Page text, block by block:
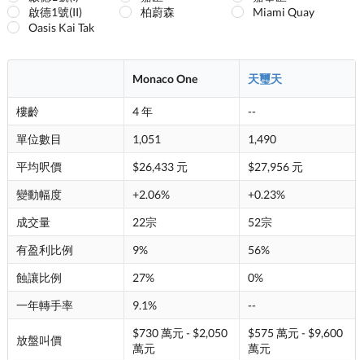
啟德1號(II)
柏蔚森
Miami Quay
Oasis Kai Tak
Monaco One 天璽天
樓齡 4 年
--
單位數目
1,051
1,490
平均呎價
$26,433 元
$27,956 元
變動幅度
+2.06%
+0.23%
成交量
22宗
52宗
有盈利比例
9%
56%
蝕讓比例
27%
0%
一年轉手率
9.1% --
放盤叫價
$730 萬元 - $2,050
萬元
$575 萬元 - $9,600
萬元